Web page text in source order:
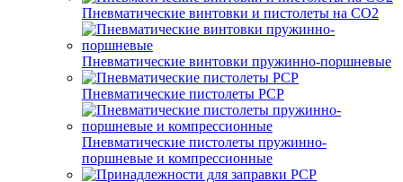
Пневматические винтовки и пистолеты на CO2
Пневматические винтовки пружинно-поршневые
Пневматические пистолеты PCP
Пневматические пистолеты пружинно-
поршневые и компрессионные